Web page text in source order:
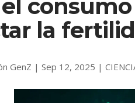
la
GenZ |Sep 12, 2025 |